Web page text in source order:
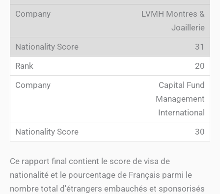
LVMH Montres &
Joaillerie
31
20
Capital Fund
Management
International
30
Ce rapport final contient le score de visa de
nationalité et le pourcentage de Français parmi le
nombre total d'étrangers embauchés et sponsorisés